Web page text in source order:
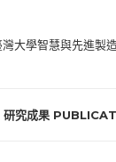
研究成果